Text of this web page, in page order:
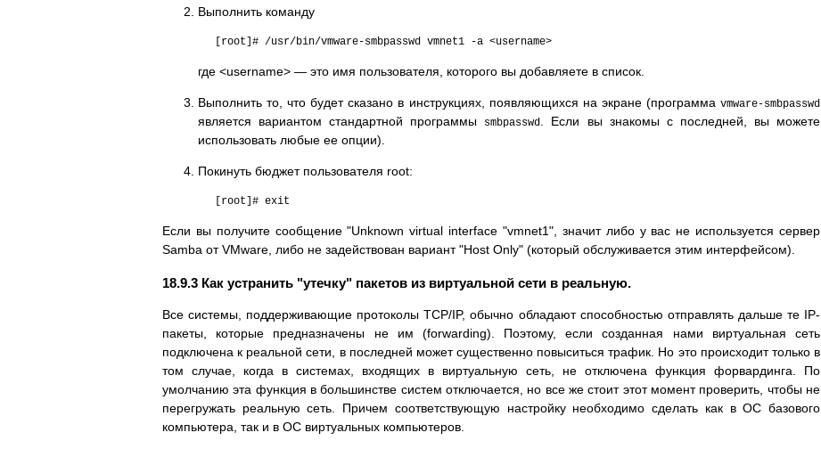
Выполнить команду
[root]# /usr/bin/vmware-smbpasswd vmnet1 -a <username>
где <username> — это имя пользователя, которого вы добавляете в список.
Выполнить то, что будет сказано в инструкциях, появляющихся на экране (программа vmware-smbpasswd
является вариантом стандартной программы smbpasswd . Если вы знакомы с последней, вы можете
использовать любые ее опции).
Покинуть бюджет пользователя root:
[root]# exit
Если вы получите сообщение "Unknown virtual interface "vmnet1", значит либо у вас не используется сервер
Samba от VMware, либо не задействован вариант "Host Only" (который обслуживается этим интерфейсом).
18.9.3 Как устранить "утечку" пакетов из виртуальной сети в реальную.
Все системы, поддерживающие протоколы TCP/IP, обычно обладают способностью отправлять дальше те IP-
пакеты, которые предназначены не им (forwarding). Поэтому, если созданная нами виртуальная сеть
подключена к реальной сети, в последней может существенно повыситься трафик. Но это происходит только в
том случае, когда в системах, входящих в виртуальную сеть, не отключена функция форвардинга. По
умолчанию эта функция в большинстве систем отключается, но все же стоит этот момент проверить, чтобы не
перегружать реальную сеть. Причем соответствующую настройку необходимо сделать как в ОС базового
компьютера, так и в ОС виртуальных компьютеров.